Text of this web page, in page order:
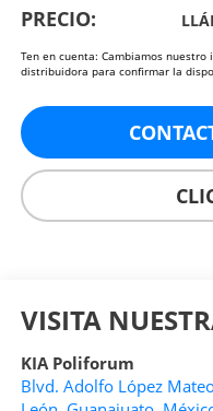
PRECIO:
Ten en cuenta: Cambiamos
distribuidora para confirmar la
VISITA
KIA Poliforum
Blvd. Adolfo López